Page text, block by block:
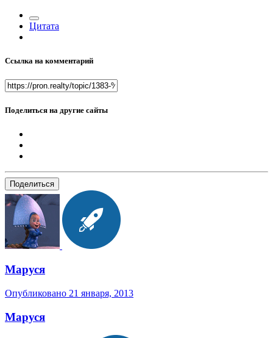
Цитата
Ссылка на комментарий
Поделиться на другие сайты
Поделиться
Маруся
Опубликовано 21 января, 2013
Маруся